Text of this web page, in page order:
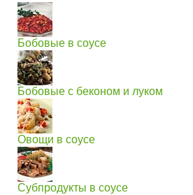
Бобовые в соусе
Бобовые с беконом и луком
Овощи в соусе
Субпродукты в соусе